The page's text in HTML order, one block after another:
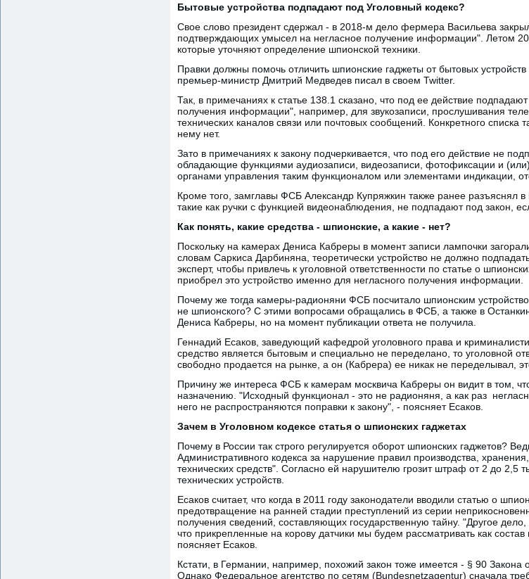
Бытовые устройства подпадают под Уголовный кодекс?
Свое слово президент сдержал - в 2018-м дело фермера Васильева
подтверждающих умысел на негласное получение информации". Летом
которые уточняют определение шпионской техники.
Правки должны помочь отличить шпионские гаджеты от бытовых
премьер-министр Дмитрий Медведев писал в своем Twitter.
Так, в примечаниях к статье 138.1 сказано, что под ее действие
получения информации", например, для звукозаписи, прослушивания
технических каналов связи или почтовых сообщений. Конкретного списка
нему нет.
Зато в примечаниях к закону подчеркивается, что под его действие не
обладающие функциями аудиозаписи, видеозаписи, фотофиксации и
органами управления таким функционалом или элементами индикации,
Кроме того, замглавы ФСБ Александр Купряжкин также ранее разъяснял
такие как ручки с функцией видеонаблюдения, не подпадают под закон,
Как понять, какие средства - шпионские, а какие - нет?
Поскольку на камерах Дениса Кабреры в момент записи лампочки
словам Саркиса Дарбиняна, теоретически устройство не должно
эксперт, чтобы привлечь к уголовной ответственности по статье о
приобрел это устройство именно для негласного получения информации.
Почему же тогда камеры-радионяни ФСБ посчитало шпионским
не шпионского? С этими вопросами обращались в ФСБ, а также в
Дениса Кабреры, но на момент публикации ответа не получила.
Геннадий Есаков, заведующий кафедрой уголовного права и
средство является бытовым и специально не переделано, то уголовной
свободно продается на рынке, а он (Кабрера) ее никак не переделывал,
Причину же интереса ФСБ к камерам москвича Кабреры он видит в том,
назначению. "Исходный функционал - это не радионяня, а как раз
него не распространяются поправки к закону", - поясняет Есаков.
Зачем в Уголовном кодексе статья о шпионских гаджетах
Почему в России так строго регулируется оборот шпионских гаджетов?
Административного кодекса за нарушение правил производства,
технических средств". Согласно ей нарушителю грозит штраф от 2 до 2,5
технических устройств.
Есаков считает, что когда в 2011 году законодатели вводили статью о
предотвращение на ранней стадии преступлений из серии
получения сведений, составляющих государственную тайну. "Другое дело,
что прикрепленные на корову датчики мы будем рассматривать как состав
поясняет Есаков.
Кстати, в Германии, например, похожий закон тоже имеется - § 90 Закона
Однако Федеральное агентство по сетям (Bundesnetzagentur) сначала